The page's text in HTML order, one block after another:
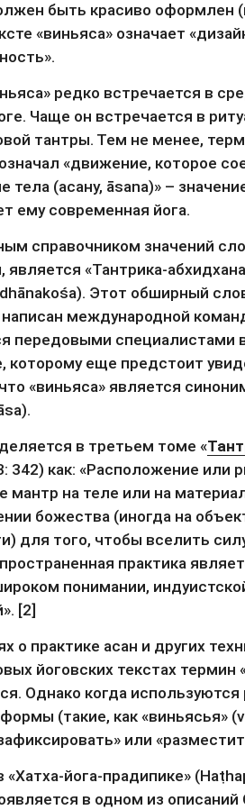
быть красиво оформлен
«виньяса» означает
редко встречается в
Чаще он встречается в
тантры. Тем не менее,
«движение, которое
тела (асану, āsana)» –
ему современная йога.
справочником значений
является «Тантрика-
Этот обширный
международной
передовыми специалистами
которому еще предстоит
«виньяса» является
в третьем томе «
342) как: «Расположение или
мантр на теле или на
божества (иногда на
для того, чтобы вселить
практика
понимании,
[2]
о практике асан и других
йоговских текстах термин
Однако когда
(такие, как «виньясья»
или
«Хатха-йога-прадипике»
в одном из